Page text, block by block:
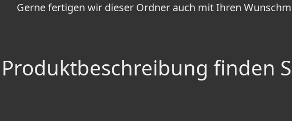
Gerne fertigen wir dieser Ordner auch mit Ihren
finden